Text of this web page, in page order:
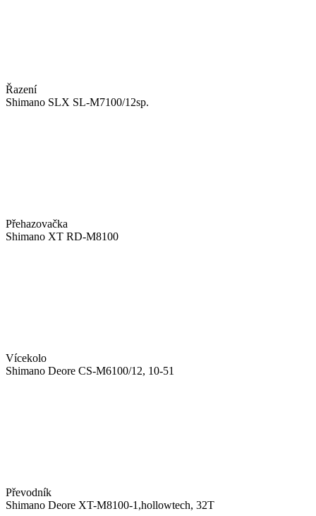
Řazení
Shimano SLX SL-M7100/12sp.
Přehazovačka
Shimano XT RD-M8100
Vícekolo
Shimano Deore CS-M6100/12, 10-51
Převodník
Shimano Deore XT-M8100-1,hollowtech, 32T